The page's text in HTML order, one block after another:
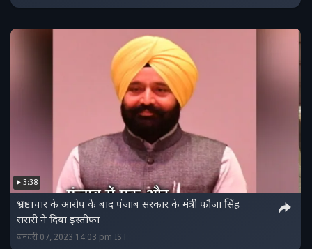
3:38
भ्रष्टाचार के आरोप के बाद पंजाब सरकार के मंत्री फौजा सिंह
सरारी ने दिया इस्तीफा
जनवरी 07, 2023 14:03 pm IST